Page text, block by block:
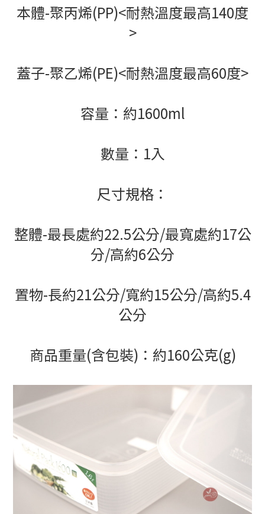
本體-聚丙烯(PP)<耐熱溫度最高140度
>
蓋子-聚乙烯(PE)<耐熱溫度最高60度>
容量：約1600ml
數量：1入
尺寸規格：
整體-最長處約22.5公分/最寬處約17公
分/高約6公分
置物-長約21公分/寬約15公分/高約5.4
公分
商品重量(含包裝)：約160公克(g)